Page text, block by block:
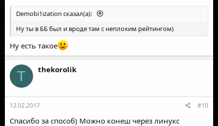
Demobi1ization сказал(а):
Ну ты в ББ был и вроде там с неплохим рейтингом)
Ну есть такое
T thekorolik
12.02.2017 #10
Спасибо за способ) Можно конеш через линукс